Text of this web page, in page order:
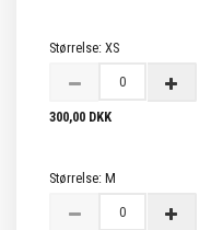
Størrelse: XS
300,00 DKK
Størrelse: M